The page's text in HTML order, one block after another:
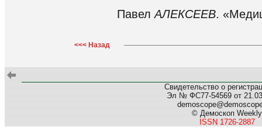
ПавелАЛЕКСЕЕВ.
<<< Назад
Свидетельство о
Эл № ФС77-54569 от
© Демоскоп Weekly
ISSN 1726-2887